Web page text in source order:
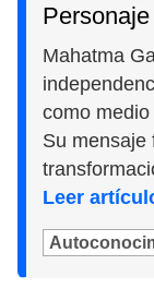
Mahatma
como
Su mensaje
Leer